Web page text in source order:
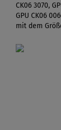
CK06 3070,
GPU CK06
mit dem